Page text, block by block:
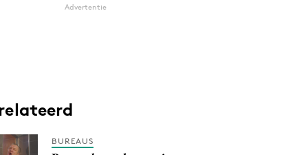
Advertentie
BUREAUS